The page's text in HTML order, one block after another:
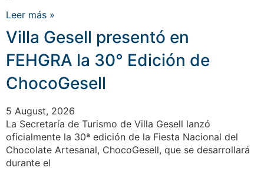
Leer más »
Villa Gesell presentó en
FEHGRA la 30° Edición de
ChocoGesell
5 August, 2026
La Secretaría de Turismo de Villa Gesell lanzó
oficialmente la 30ª edición de la Fiesta Nacional del
Chocolate Artesanal, ChocoGesell, que se desarrollará
durante el